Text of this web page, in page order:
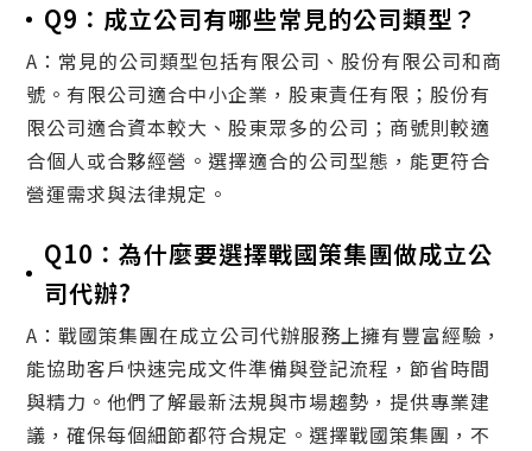
Q9：成立公司有哪些常見的公司類型？
A：常見的公司類型包括有限公司、股份有限公司和商
號。有限公司適合中小企業，股東責任有限；股份有
限公司適合資本較大、股東眾多的公司；商號則較適
合個人或合夥經營。選擇適合的公司型態，能更符合
營運需求與法律規定。
Q10：為什麼要選擇戰國策集團做成立公
司代辦?
A：戰國策集團在成立公司代辦服務上擁有豐富經驗，
能協助客戶快速完成文件準備與登記流程，節省時間
與精力。他們了解最新法規與市場趨勢，提供專業建
議，確保每個細節都符合規定。選擇戰國策集團，不